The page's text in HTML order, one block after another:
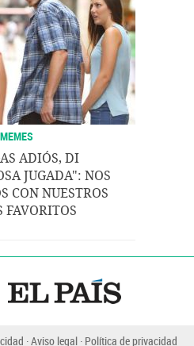
MEMES
ADIÓS, DI
JUGADA": NOS
CON NUESTROS
FAVORITOS
Aviso legal Política de privacidad